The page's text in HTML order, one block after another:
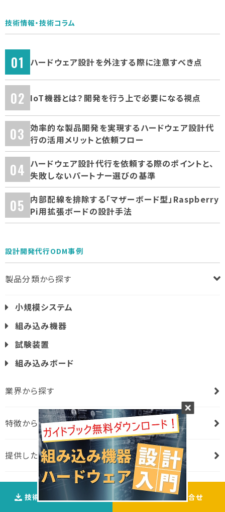
技術情報・技術コラム
ハードウェア設計を外注する際に注意すべき点
IoT機器とは？開発を行う上で必要になる視点
効率的な製品開発を実現するハードウェア設計代
行の活用メリットと依頼フロー
ハードウェア設計代行を依頼する際のポイントと、
失敗しないパートナー選びの基準
内部配線を排除する「マザーボード型」Raspberry
Pi用拡張ボードの設計手法
設計開発代行ODM事例
製品分類から探す
小規模システム
組み込み機器
試験装置
組み込みボード
業界から探す
特徴から探す
提供したサービスから探す
組み込みハードウェア
技術資料ダウンロ―ド ご相談・お問合せ